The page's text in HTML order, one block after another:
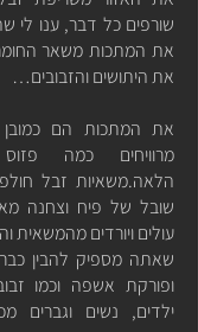
שורפים כל דבר, ענו לי
את המתכות משאר
את היתושים והזבובים…
את המתכות הם כמובן
מרוויחים כמה
הלאה.משאיות זבל
שובל של פיח וצחנה
עולים ויורדים מהמשאית
שאתה מספיק להבין
ופורקת אשפה וכמו
ילדים, נשים וגברים